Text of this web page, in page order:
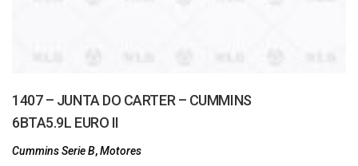
1407 – JUNTA DO CARTER – CUMMINS
6BTA5.9L EURO II
Cummins Serie B,Motores